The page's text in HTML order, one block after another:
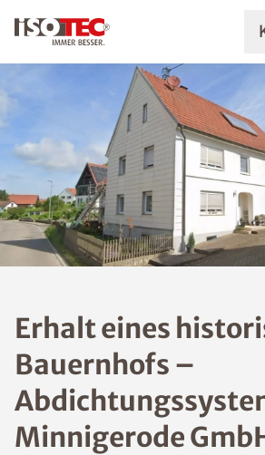
Erhalt eines
Bauernhofs –
Minnigerode